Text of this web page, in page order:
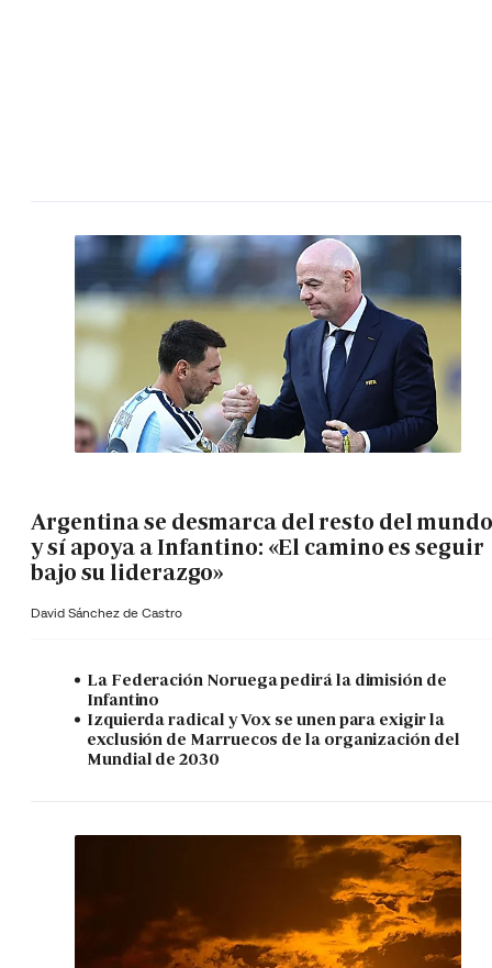
Argentina se desmarca del resto del mundo
y sí apoya a Infantino: «El camino es seguir
bajo su liderazgo»
David Sánchez de Castro
La Federación Noruega pedirá la dimisión de
Infantino
Izquierda radical y Vox se unen para exigir la
exclusión de Marruecos de la organización del
Mundial de 2030